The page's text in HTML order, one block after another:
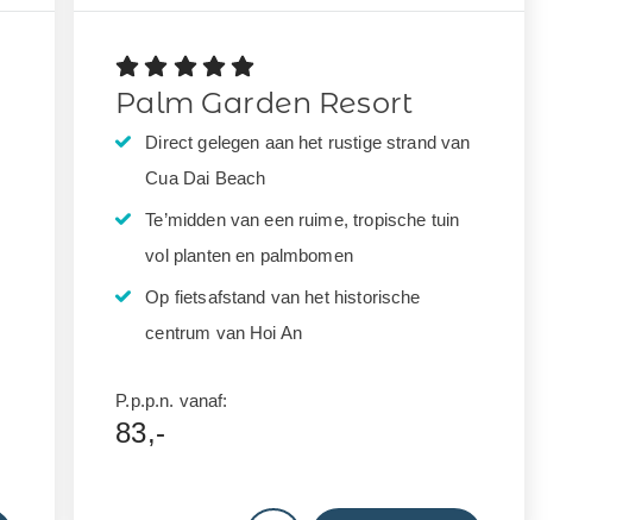
Palm Garden Resort
Direct gelegen aan het rustige strand van
Cua Dai Beach
Te’midden van een ruime, tropische tuin
vol planten en palmbomen
Op fietsafstand van het historische
centrum van Hoi An
P.p.p.n. vanaf:
83,-